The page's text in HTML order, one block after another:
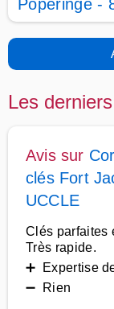
Poperinge -
Les
Avis sur
clés Fort
UCCLE
Clés parfaites
Très rapide.
➕ Expertise
➖ Rien